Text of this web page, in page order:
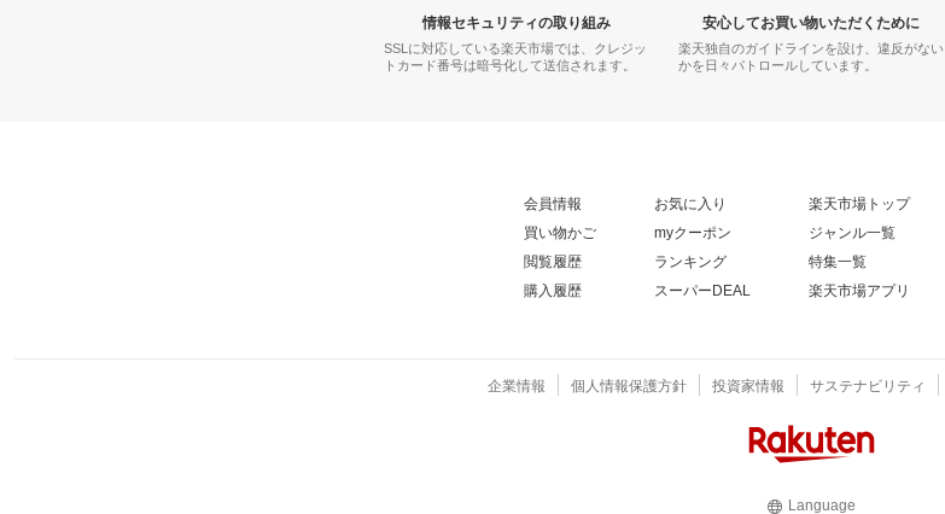
情報セキュリティの取り組み
SSLに対応している楽天市場では、クレジッ
トカード番号は暗号化して送信されます。
安心してお買い物いただくために
楽天独自のガイドラインを設け、違反がない
かを日々パトロールしています。
会員情報
買い物かご
閲覧履歴
購入履歴
お気に入り
myクーポン
ランキング
スーパーDEAL
楽天市場トップ
ジャンル一覧
特集一覧
楽天市場アプリ
企業情報 個人情報保護方針 投資家情報 サステナビリティ
Language